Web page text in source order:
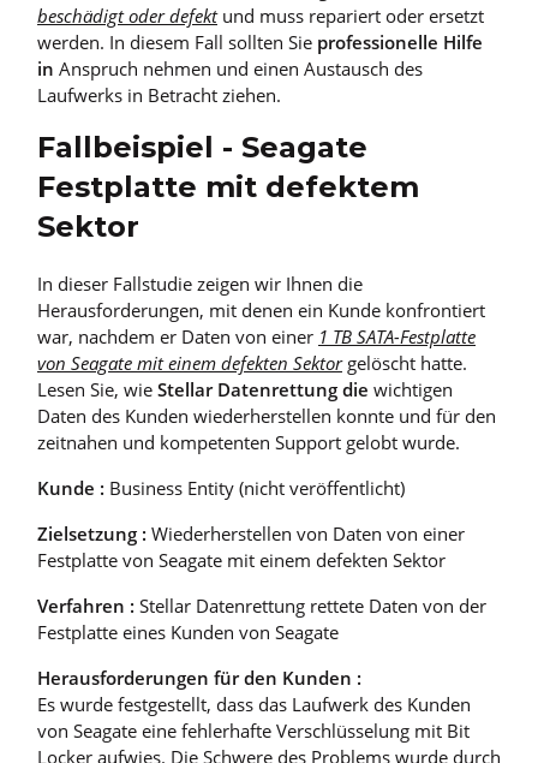
beschädigt oder defektund muss repariert oder ersetzt
werden. In diesem Fall sollten Sie professionelle Hilfe
in Anspruch nehmen und einen Austausch des
Laufwerks in Betracht ziehen.
Fallbeispiel - Seagate
Festplatte mit defektem
Sektor
In dieser Fallstudie zeigen wir Ihnen die
Herausforderungen, mit denen ein Kunde konfrontiert
war, nachdem er Daten von einer 1 TB SATA-Festplatte
von Seagate mit einem defekten Sektorgelöscht hatte.
Lesen Sie, wie Stellar Datenrettung die wichtigen
Daten des Kunden wiederherstellen konnte und für den
zeitnahen und kompetenten Support gelobt wurde.
Kunde : Business Entity (nicht veröffentlicht)
Zielsetzung : Wiederherstellen von Daten von einer
Festplatte von Seagate mit einem defekten Sektor
Verfahren : Stellar Datenrettung rettete Daten von der
Festplatte eines Kunden von Seagate
Herausforderungen für den Kunden :
Es wurde festgestellt, dass das Laufwerk des Kunden
von Seagate eine fehlerhafte Verschlüsselung mit Bit
Locker aufwies. Die Schwere des Problems wurde durch